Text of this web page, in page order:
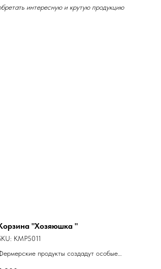
интересную и крутую продукцию
"Хозяюшка "
KMP5011
продукты создадут особые